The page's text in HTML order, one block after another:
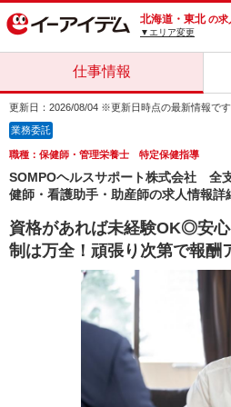
北海道・東北 の求
▼エリア変更
仕事情報
更新日：2026/08/04 ※更新日時点の最新情報です
業務委託
職種：保健師・管理栄養士 特定保健指導
SOMPOヘルスサポート株式会社 全
健師・看護助手・助産師の求人情報
資格があれば未経験OK◎安
制は万全！頑張り次第で報酬